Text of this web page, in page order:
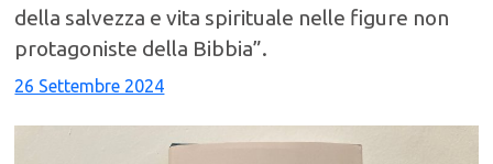
della salvezza e vita spirituale nelle figure non
protagoniste della Bibbia”.
26 Settembre 2024